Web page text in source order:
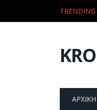
TRENDING
KRO
ΑΡΧΙΚΗ